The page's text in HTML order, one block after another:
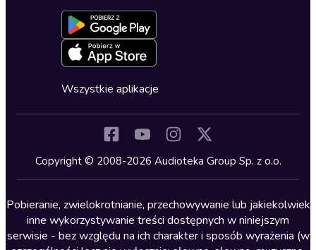
Dla młodzieży
Kryminały
Lektury szkolne
Literatura anglojęzyczna
Literatura faktu
Formularz zgłaszania nielegalnych treści
Deklaracja dostępności
Oferta dla firm i bibliotek
Blog
Zapowiedzi
Cykle audiobooków
Wszystkie aplikacje
Copyright © 2008-2026 Audioteka Group Sp. z o.o.
Pobieranie, zwielokrotnianie, przechowywanie lub jakiekolwiek
inne wykorzystywanie treści dostępnych w niniejszym
serwisie - bez względu na ich charakter i sposób wyrażenia (w